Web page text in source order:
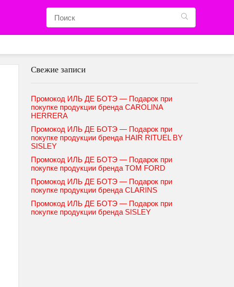
Свежие записи
Промокод ИЛЬ ДЕ БОТЭ — Подарок при
покупке продукции бренда CAROLINA
HERRERA
Промокод ИЛЬ ДЕ БОТЭ — Подарок при
покупке продукции бренда HAIR RITUEL BY
SISLEY
Промокод ИЛЬ ДЕ БОТЭ — Подарок при
покупке продукции бренда TOM FORD
Промокод ИЛЬ ДЕ БОТЭ — Подарок при
покупке продукции бренда CLARINS
Промокод ИЛЬ ДЕ БОТЭ — Подарок при
покупке продукции бренда SISLEY